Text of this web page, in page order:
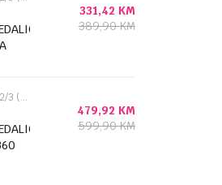
331,42 KM
389,90KM
GRUPA 1/2/3 (9-36KG)
479,92 KM
599,90KM